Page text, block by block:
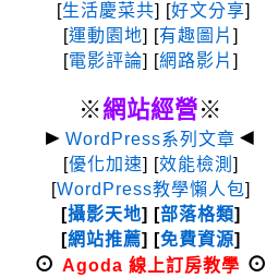
[生活慶菜共] [好文分享]
[運動園地] [有趣圖片 ]
[電影評論] [網路影片 ]
※網站經營※
► WordPress系列文章 ◄
[優化加速] [效能檢測 ]
[WordPress教學懶人包]
[攝影天地] [部落格類]
[網站推薦] [免費資源]
⊙ Agoda 線上訂房教學 ⊙